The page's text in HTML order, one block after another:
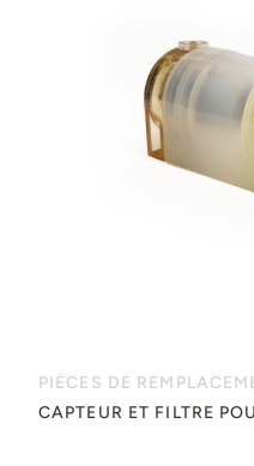
PIÈCES DE
CAPTEUR ET FILTRE